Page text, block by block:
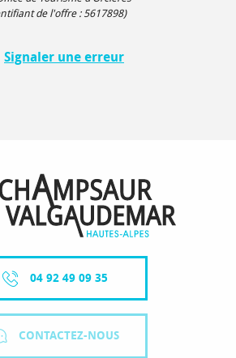
de l'offre : 5617898)
Signaler une erreur
04 92 49 09 35
CONTACTEZ-NOUS